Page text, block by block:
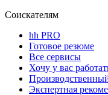
Соискателям
hh PRO
Готовое резюме
Все сервисы
Хочу у вас
Экспертная